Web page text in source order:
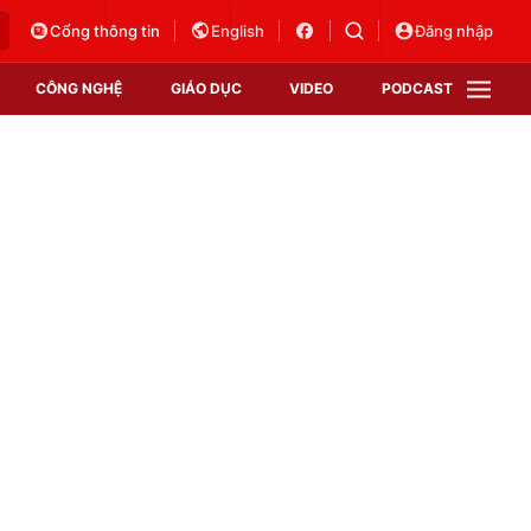
Cổng thông tin English Đăng nhập
CÔNG NGHỆ GIÁO DỤC VIDEO PODCAST